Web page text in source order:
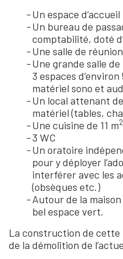
Un espace d’accueil
Un bureau de
comptabilité, doté
Une salle de
Une grande salle de
3 espaces
matériel sono et
Un local attenant
matériel (tables,
Une cuisine de 11 m2
3 WC
Un oratoire
pour y déployer
interférer avec les
(obsèques etc.)
Autour de la
bel espace vert.
La construction de cette
de la démolition de